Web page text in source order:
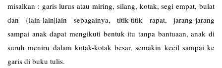
misalkan : garis lurus atau miring, silang, kotak, segi empat, bulat
dan {lain-lain|lain sebagainya, titik-titik rapat, jarang-jarang
sampai anak dapat mengikuti bentuk itu tanpa bantuaan, anak di
suruh meniru dalam kotak-kotak besar, semakin kecil sampai ke
garis di buku tulis.